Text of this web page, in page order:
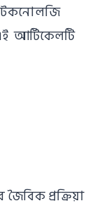
আর্টিকেলটি
প্রক্রিয়া